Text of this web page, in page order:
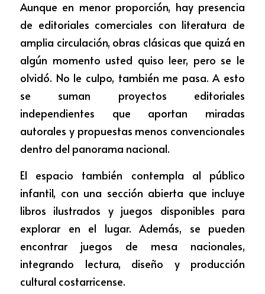
Aunque en menor proporción, hay presencia
de editoriales comerciales con literatura de
amplia circulación, obras clásicas que quizá en
algún momento usted quiso leer, pero se le
olvidó. No le culpo, también me pasa. A esto
se suman proyectos editoriales
independientes que aportan miradas
autorales y propuestas menos convencionales
dentro del panorama nacional.
El espacio también contempla al público
infantil, con una sección abierta que incluye
libros ilustrados y juegos disponibles para
explorar en el lugar. Además, se pueden
encontrar juegos de mesa nacionales,
integrando lectura, diseño y producción
cultural costarricense.